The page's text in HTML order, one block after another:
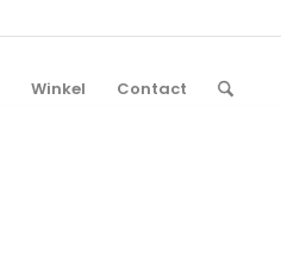
Winkel Contact